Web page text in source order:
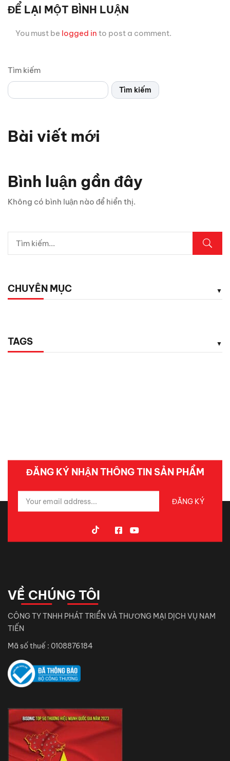
Tìm kiếm
Tìm kiếm
Bài viết mới
Bình luận gần đây
Không có bình luận nào để hiển thị.
CHUYÊN MỤC
TAGS
ĐỂ LẠI MỘT BÌNH LUẬN
You must be logged in to post a comment.
ĐĂNG KÝ NHẬN THÔNG TIN SẢN PHẨM
VỀ CHÚNG TÔI
CÔNG TY TNHH PHÁT TRIỂN VÀ THƯƠNG MẠI DỊCH VỤ NAM
TIẾN
Mã số thuế : 0108876184